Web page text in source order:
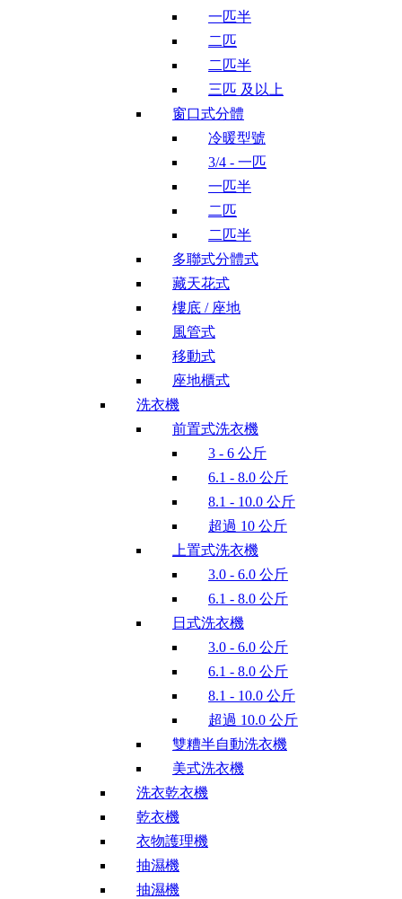
一匹半
二匹
二匹半
三匹 及以上
窗口式分體
冷暖型號
3/4 - 一匹
一匹半
二匹
二匹半
多聯式分體式
藏天花式
樓底 / 座地
風管式
移動式
座地櫃式
洗衣機
前置式洗衣機
3 - 6 公斤
6.1 - 8.0 公斤
8.1 - 10.0 公斤
超過 10 公斤
上置式洗衣機
3.0 - 6.0 公斤
6.1 - 8.0 公斤
日式洗衣機
3.0 - 6.0 公斤
6.1 - 8.0 公斤
8.1 - 10.0 公斤
超過 10.0 公斤
雙糟半自動洗衣機
美式洗衣機
洗衣乾衣機
乾衣機
衣物護理機
抽濕機
抽濕機